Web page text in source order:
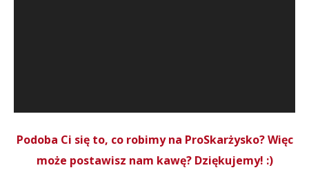
Podoba Ci się to, co robimy na ProSkarżysko? Więc
może postawisz nam kawę? Dziękujemy! :)